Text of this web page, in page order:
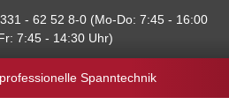
- 62 52 8-0 (Mo-Do: 7:45 - 16:00
7:45 - 14:30 Uhr)
Spanntechnik